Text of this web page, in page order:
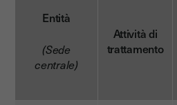
Entità
(Sede
centrale)
Attività di
trattamento